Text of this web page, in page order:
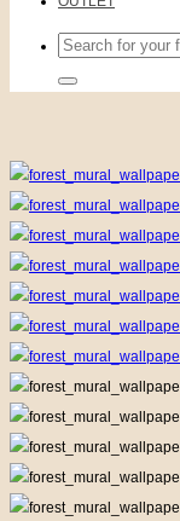
Sök
efter: